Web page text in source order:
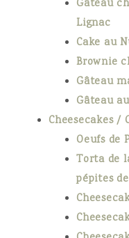
Gâteau
Lignac
Cake au
Brownie
Gâteau
Gâteau
Cheesecakes /
Oeufs de
Torta de
pépites